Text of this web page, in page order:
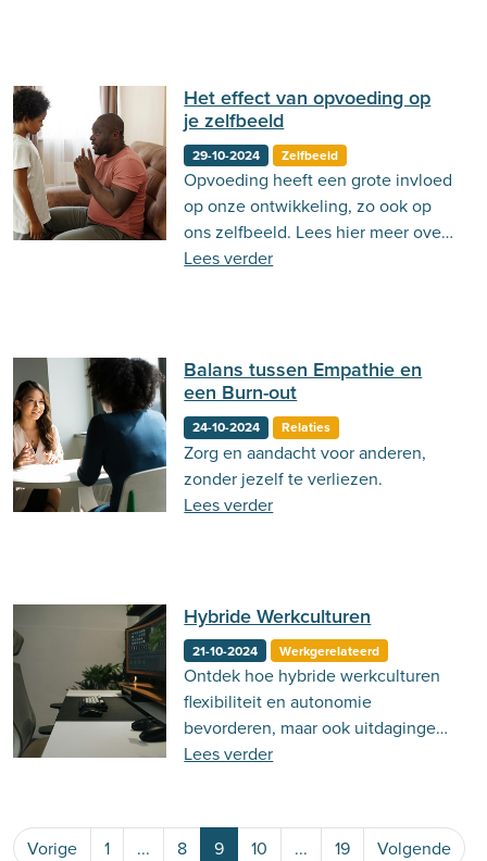
Het effect van opvoeding op
je zelfbeeld
29-10-2024 Zelfbeeld
Opvoeding heeft een grote invloed
op onze ontwikkeling, zo ook op
ons zelfbeeld. Lees hier meer over
het effect van opvoeding op je
Lees verder
Balans tussen Empathie en
een Burn-out
24-10-2024 Relaties
Zorg en aandacht voor anderen,
zonder jezelf te verliezen.
Lees verder
Hybride Werkculturen
21-10-2024 Werkgerelateerd
Ontdek hoe hybride werkculturen
flexibiliteit en autonomie
bevorderen, maar ook uitdagingen
zoals sociale isolatie en balans met
welzijn.
Lees verder
Vorige 1 ... 8 9 10 ... 19 Volgende